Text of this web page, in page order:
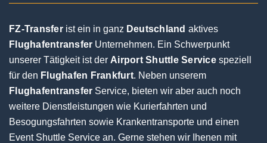
Posted on
Google
Jochen Eifinger
FZ-Transferist ein in ganz Deutschland aktives
Flughafentransfer Unternehmen. Ein Schwerpunkt
unserer Tätigkeit ist der Airport Shuttle Servicespeziell
für den Flughafen Frankfurt. Neben unserem
Flughafentransfer Service, bieten wir aber auch noch
weitere Dienstleistungen wie Kurierfahrten und
Besogungsfahrten sowie Krankentransporte und einen
Event Shuttle Service an. Gerne stehen wir Ihenen mit